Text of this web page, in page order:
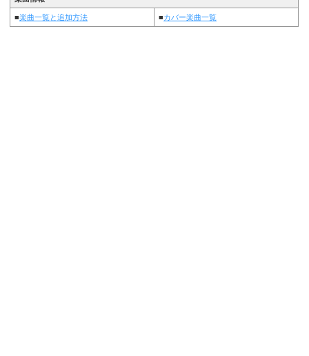
■楽曲一覧と追加方法 ■カバー楽曲一覧